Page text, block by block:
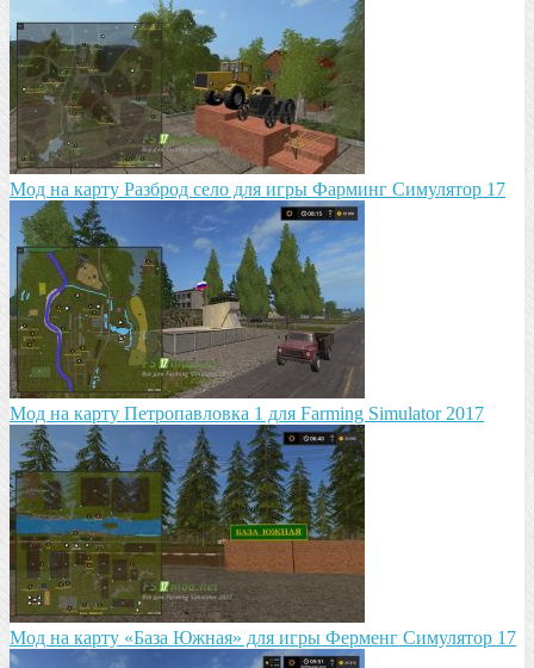
Mод на карту Разброд село для игры Фарминг Симулятор 17
Мод на карту Петропавловка 1 для Farming Simulator 2017
Мод на карту «База Южная» для игры Ферменг Симулятор 17